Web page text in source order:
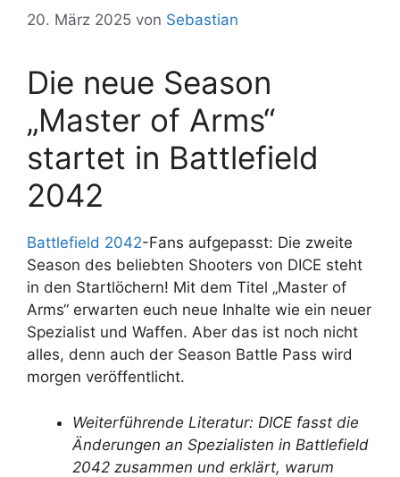
20. März 2025 von Sebastian
Die neue Season
„Master of Arms“
startet in Battlefield
2042
Battlefield 2042-Fans aufgepasst: Die zweite
Season des beliebten Shooters von DICE steht
in den Startlöchern! Mit dem Titel „Master of
Arms“ erwarten euch neue Inhalte wie ein neuer
Spezialist und Waffen. Aber das ist noch nicht
alles, denn auch der Season Battle Pass wird
morgen veröffentlicht.
Weiterführende Literatur: DICE fasst die
Änderungen an Spezialisten in Battlefield
2042 zusammen und erklärt, warum